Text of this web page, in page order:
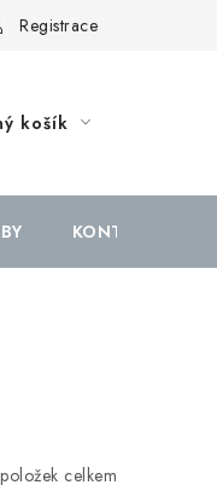
Registrace
košík
KONTAKTY
položek celkem